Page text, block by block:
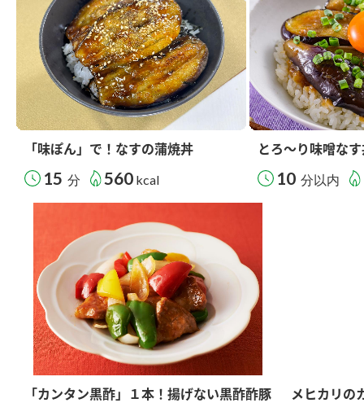
「味ぽん」で！なすの蒲焼丼
15 分 560 kcal
とろ～り味噌な
10 分以内
「カンタン黒酢」１本！揚げない黒酢酢豚 メヒカリの